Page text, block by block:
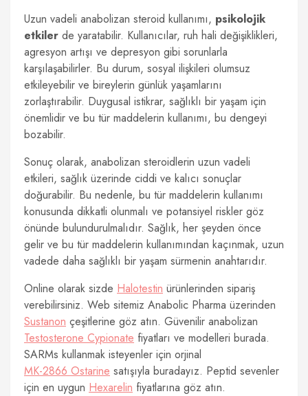
Uzun vadeli anabolizan steroid kullanımı, psikolojik
etkiler de yaratabilir. Kullanıcılar, ruh hali değişiklikleri,
agresyon artışı ve depresyon gibi sorunlarla
karşılaşabilirler. Bu durum, sosyal ilişkileri olumsuz
etkileyebilir ve bireylerin günlük yaşamlarını
zorlaştırabilir. Duygusal istikrar, sağlıklı bir yaşam için
önemlidir ve bu tür maddelerin kullanımı, bu dengeyi
bozabilir.
Sonuç olarak, anabolizan steroidlerin uzun vadeli
etkileri, sağlık üzerinde ciddi ve kalıcı sonuçlar
doğurabilir. Bu nedenle, bu tür maddelerin kullanımı
konusunda dikkatli olunmalı ve potansiyel riskler göz
önünde bulundurulmalıdır. Sağlık, her şeyden önce
gelir ve bu tür maddelerin kullanımından kaçınmak, uzun
vadede daha sağlıklı bir yaşam sürmenin anahtarıdır.
Online olarak sizde Halotestin ürünlerinden sipariş
verebilirsiniz. Web sitemiz Anabolic Pharma üzerinden
Sustanon çeşitlerine göz atın. Güvenilir anabolizan
Testosterone Cypionate fiyatları ve modelleri burada.
SARMs kullanmak isteyenler için orjinal
MK-2866 Ostarine satışıyla buradayız. Peptid sevenler
için en uygun Hexarelin fiyatlarına göz atın.